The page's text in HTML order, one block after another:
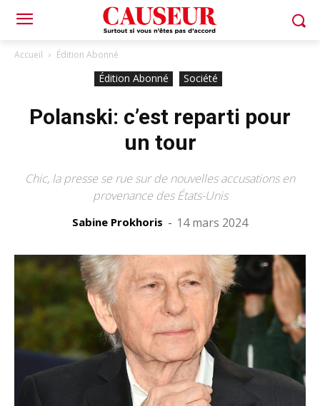
Accueil Édition Abonné
Édition Abonné Société
Polanski: c’est reparti pour
un tour
Chic, la presse se rue sur de nouvelles accusations en
provenance des États-Unis
Sabine Prokhoris - 14 mars 2024